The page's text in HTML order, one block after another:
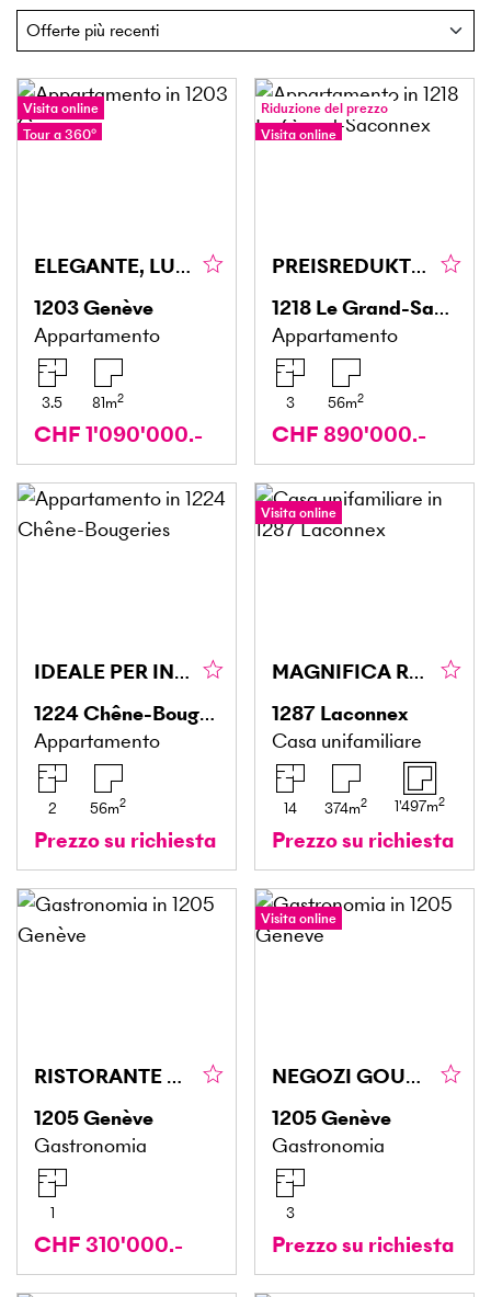
Visita online
Tour a 360°
ELEGANTE, LUMINOSO & RAFFINATO
1203Genève
Appartamento
3.5 81m2
CHF 1'090'000.-
Riduzione del prezzo
Visita online
PREISREDUKTION! UN'OPPORTUNITÀ RARA A GRAND-SACONNEX
1218 Le Grand-Saconnex
Appartamento
3 56m2
CHF 890'000.-
IDEALE PER INVESTITORI CON PISCINA
1224Chêne-Bougeries
Appartamento
2 56m2
Prezzo su richiesta
Visita online
MAGNIFICA RESIDENZA CON DEPENDANCE E ANNESSO
1287 Laconnex
Casa unifamiliare
14 374m2 1'497m2
Prezzo su richiesta
RISTORANTE CON OTTIMO FATTURATO
1205Genève
Gastronomia
1
CHF 310'000.-
Visita online
NEGOZI GOURMET, QUARTIERI VIVACI
1205Genève
Gastronomia
3
Prezzo su richiesta